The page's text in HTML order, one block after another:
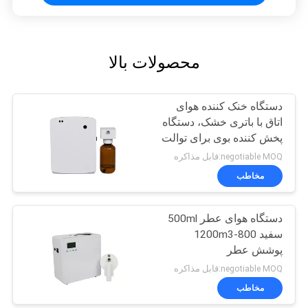
محصولات بالا
دستگاه خنک کننده هوای
اتاق با باتری خشک، دستگاه
پخش کننده بوی برای توالت
negotiable MOQ:قابل مذاکره
مخاطب
دستگاه هوای عطر 500ml
سفید 800-1200m3
پوشش عطر
negotiable MOQ:قابل مذاکره
مخاطب